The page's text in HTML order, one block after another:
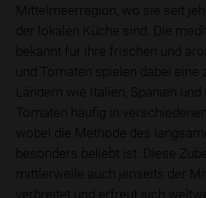
Mittelmeerregion, wo sie seit
der lokalen Küche sind. Die
bekannt für ihre frischen und
und Tomaten spielen dabei eine
Ländern wie Italien, Spanien
Tomaten häufig in
wobei die Methode des
besonders beliebt ist. Diese
mittlerweile auch jenseits der
verbreitet und erfreut sich